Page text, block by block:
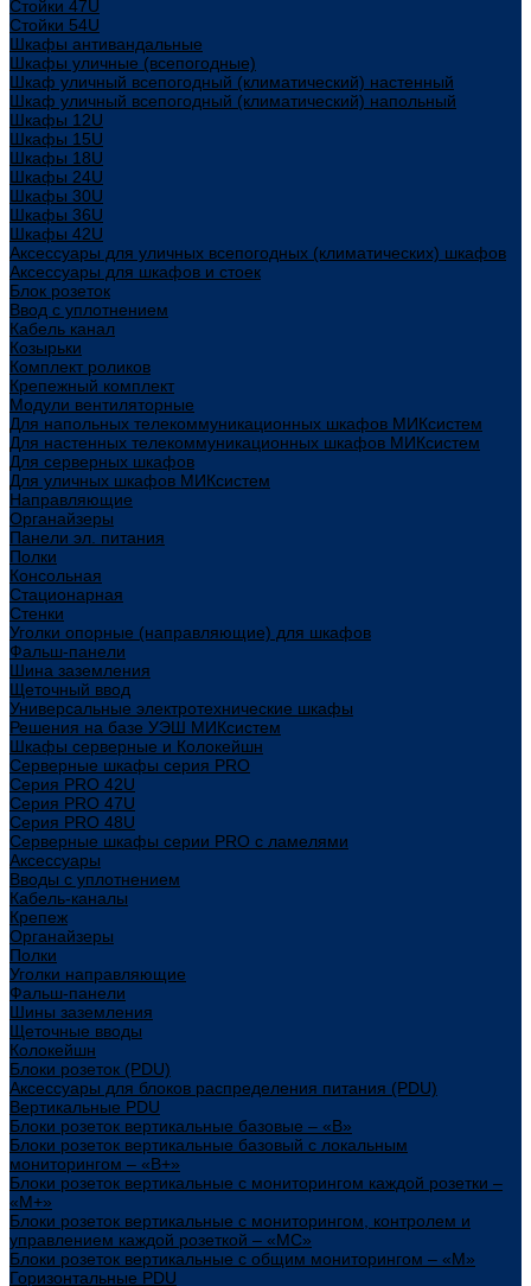
Стойки 47U
Стойки 54U
Шкафы антивандальные
Шкафы уличные (всепогодные)
Шкаф уличный всепогодный (климатический) настенный
Шкаф уличный всепогодный (климатический) напольный
Шкафы 12U
Шкафы 15U
Шкафы 18U
Шкафы 24U
Шкафы 30U
Шкафы 36U
Шкафы 42U
Аксессуары для уличных всепогодных (климатических) шкафов
Аксессуары для шкафов и стоек
Блок розеток
Ввод с уплотнением
Кабель канал
Козырьки
Комплект роликов
Крепежный комплект
Модули вентиляторные
Для напольных телекоммуникационных шкафов МИКсистем
Для настенных телекоммуникационных шкафов МИКсистем
Для серверных шкафов
Для уличных шкафов МИКсистем
Направляющие
Органайзеры
Панели эл. питания
Полки
Консольная
Стационарная
Стенки
Уголки опорные (направляющие) для шкафов
Фальш-панели
Шина заземления
Щеточный ввод
Универсальные электротехнические шкафы
Решения на базе УЭШ МИКсистем
Шкафы серверные и Колокейшн
Серверные шкафы серия PRO
Серия PRO 42U
Серия PRO 47U
Серия PRO 48U
Серверные шкафы серии PRO с ламелями
Аксессуары
Вводы с уплотнением
Кабель-каналы
Крепеж
Органайзеры
Полки
Уголки направляющие
Фальш-панели
Шины заземления
Щеточные вводы
Колокейшн
Блоки розеток (PDU)
Аксессуары для блоков распределения питания (PDU)
Вертикальные PDU
Блоки розеток вертикальные базовые – «В»
Блоки розеток вертикальные базовый с локальным
мониторингом – «В+»
Блоки розеток вертикальные с мониторингом каждой розетки –
«М+»
Блоки розеток вертикальные с мониторингом, контролем и
управлением каждой розеткой – «МС»
Блоки розеток вертикальные с общим мониторингом – «М»
Горизонтальные PDU